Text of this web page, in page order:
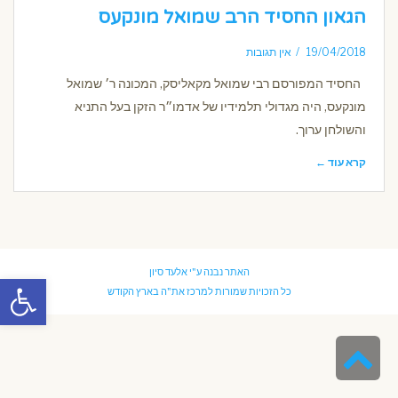
פתח
הגאון החסיד הרב שמואל מונקעס
19/04/2018 אין תגובות
החסיד המפורסם רבי שמואל מקאליסק, המכונה ר׳ שמואל
מונקעס, היה מגדולי תלמידיו של אדמו״ר הזקן בעל התניא
והשולחן ערוך.
קרא עוד ←
האתר נבנה ע"יאלעד סיון
כל הזכויות שמורות למרכז את"ה בארץ הקודש
לראש